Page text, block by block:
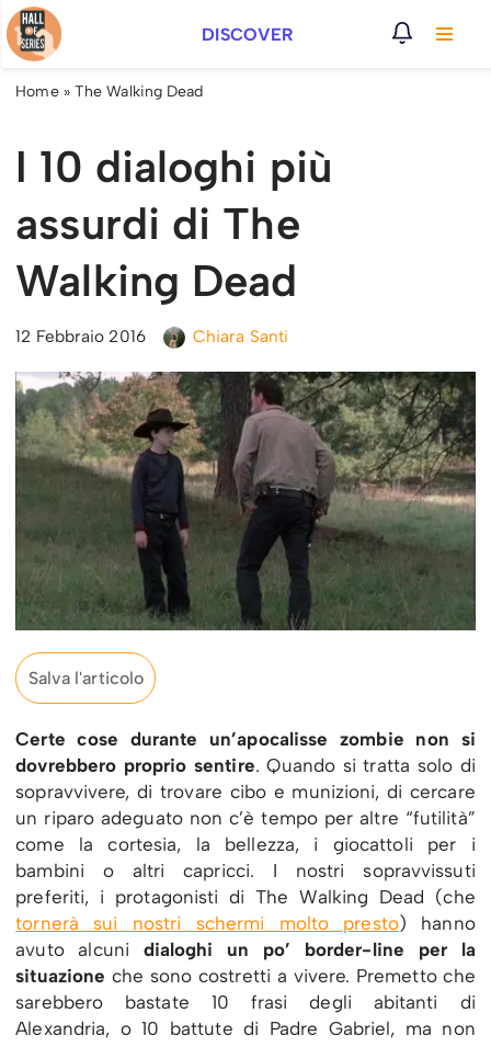
Vai
al
DISCOVER
Home» The Walking Dead
I 10 dialoghi più
assurdi di The
Walking Dead
12 Febbraio 2016 Chiara Santi
Salva l'articolo
Certe cose durante un’apocalisse zombie non si
dovrebbero proprio sentire. Quando si tratta solo di
sopravvivere, di trovare cibo e munizioni, di cercare
un riparo adeguato non c’è tempo per altre “futilità”
come la cortesia, la bellezza, i giocattoli per i
bambini o altri capricci. I nostri sopravvissuti
preferiti, i protagonisti di The Walking Dead (che
tornerà sui nostri schermi molto presto) hanno
avuto alcuni dialoghi un po’ border-line per la
situazione che sono costretti a vivere. Premetto che
sarebbero bastate 10 frasi degli abitanti di
Alexandria, o 10 battute di Padre Gabriel, ma non